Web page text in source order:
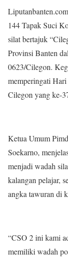
144 Tapak Suci
silat bertajuk
Provinsi Banten
0623/Cilegon.
memperingati
Cilegon yang ke-
Ketua Umum
Soekarno,
menjadi wadah
kalangan pelajar,
angka tawuran di
“CSO 2 ini kami
memiliki wadah